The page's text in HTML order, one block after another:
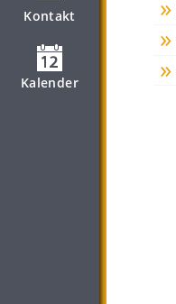
Kontakt
Kalender